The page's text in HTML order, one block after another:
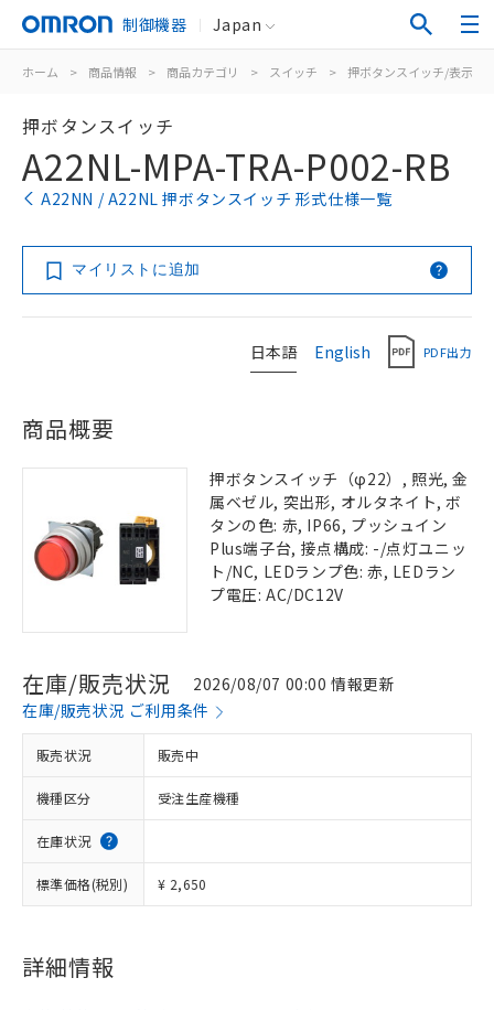
制御機器 Japan
ホーム > 商品情報 > 商品カテゴリ > スイッチ > 押ボタンスイッチ/表示灯
押ボタンスイッチ
A22NL-MPA-TRA-P002-RB
A22NN / A22NL 押ボタンスイッチ 形式仕様一覧
マイリストに追加
日本語 English PDF出力
商品概要
押ボタンスイッチ（φ22）, 照光, 金
属ベゼル, 突出形, オルタネイト, ボ
タンの色: 赤, IP66, プッシュイン
Plus端子台, 接点構成: -/点灯ユニッ
ト/NC, LEDランプ色: 赤, LEDラン
プ電圧: AC/DC12V
在庫/販売状況
2026/08/07 00:00 情報更新
在庫/販売状況 ご利用条件
販売状況 販売中
機種区分 受注生産機種
在庫状況
標準価格(税別) ¥ 2,650
詳細情報